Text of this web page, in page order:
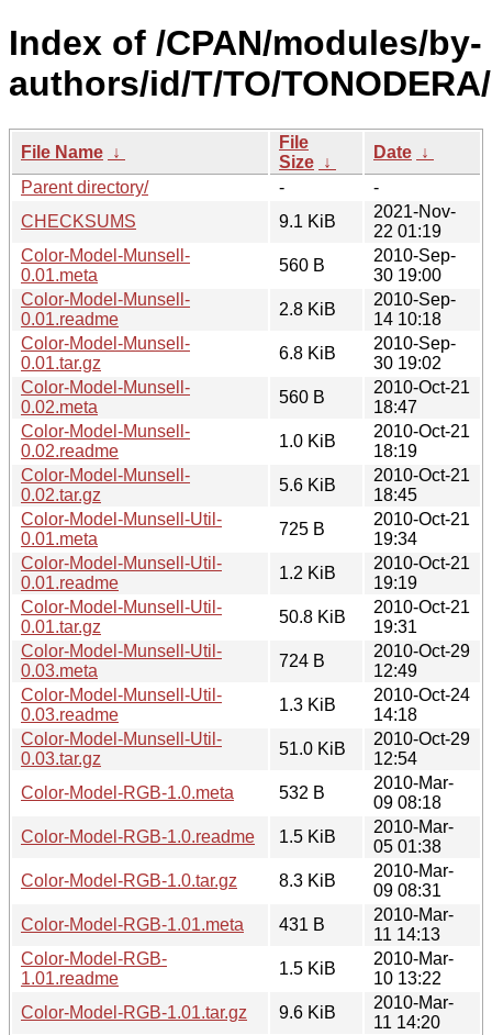
Index of /CPAN/modules/by-
authors/id/T/TO/TONODERA/
File Name ↓
File
Size ↓
Date ↓
Parent directory/
-
-
CHECKSUMS
9.1 KiB
2021-Nov-
22 01:19
Color-Model-Munsell-
0.01.meta
560 B
2010-Sep-
30 19:00
Color-Model-Munsell-
0.01.readme
2.8 KiB
2010-Sep-
14 10:18
Color-Model-Munsell-
0.01.tar.gz
6.8 KiB
2010-Sep-
30 19:02
Color-Model-Munsell-
0.02.meta
560 B
2010-Oct-21
18:47
Color-Model-Munsell-
0.02.readme
1.0 KiB
2010-Oct-21
18:19
Color-Model-Munsell-
0.02.tar.gz
5.6 KiB
2010-Oct-21
18:45
Color-Model-Munsell-Util-
0.01.meta
725 B
2010-Oct-21
19:34
Color-Model-Munsell-Util-
0.01.readme
1.2 KiB
2010-Oct-21
19:19
Color-Model-Munsell-Util-
0.01.tar.gz
50.8 KiB
2010-Oct-21
19:31
Color-Model-Munsell-Util-
0.03.meta
724 B
2010-Oct-29
12:49
Color-Model-Munsell-Util-
0.03.readme
1.3 KiB
2010-Oct-24
14:18
Color-Model-Munsell-Util-
0.03.tar.gz
51.0 KiB
2010-Oct-29
12:54
Color-Model-RGB-1.0.meta
532 B
2010-Mar-
09 08:18
Color-Model-RGB-1.0.readme
1.5 KiB
2010-Mar-
05 01:38
Color-Model-RGB-1.0.tar.gz
8.3 KiB
2010-Mar-
09 08:31
Color-Model-RGB-1.01.meta
431 B
2010-Mar-
11 14:13
Color-Model-RGB-
1.01.readme
1.5 KiB
2010-Mar-
10 13:22
Color-Model-RGB-1.01.tar.gz
9.6 KiB
2010-Mar-
11 14:20